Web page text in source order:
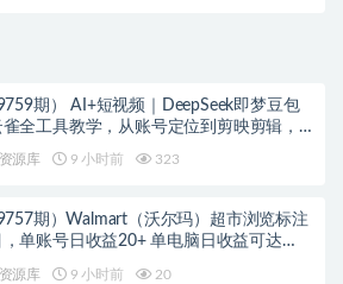
期） AI+短视频｜DeepSeek即梦豆包
全工具教学，从账号定位到剪映剪辑，
源库 9 小时前 323
期）Walmart（沃尔玛）超市浏览标注
，单账号日收益20+ 单电脑日收益可达
源库 9 小时前 20